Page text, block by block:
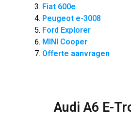
Fiat 600e
Peugeot e-3008
Ford Explorer
MINI Cooper
Offerte aanvragen
Audi A6 E-